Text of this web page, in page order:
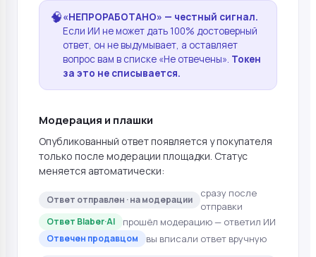
🧠«НЕПРОРАБОТАНО» — честный сигнал.
Если ИИ не может дать 100% достоверный
ответ, он не выдумывает, а оставляет
вопрос вам в списке «Не отвечены». Токен
за это не списывается.
Модерация и плашки
Опубликованный ответ появляется у покупателя
только после модерации площадки. Статус
меняется автоматически:
Ответ отправлен · на модерации
сразу после
отправки
Ответ Blaber·AI прошёл модерацию — ответил ИИ
Отвечен продавцом вы вписали ответ вручную